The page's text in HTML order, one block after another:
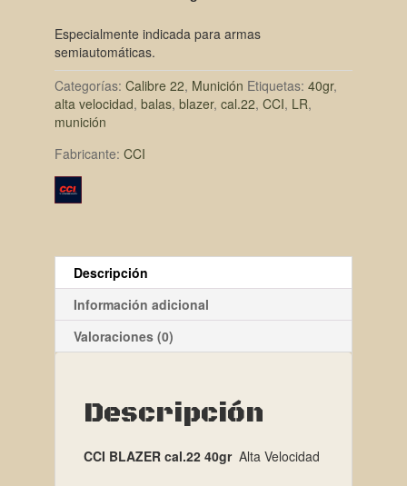
Especialmente indicada para armas
semiautomáticas.
Categorías: Calibre 22, Munición Etiquetas: 40gr,
alta velocidad, balas, blazer, cal.22, CCI, LR,
munición
Fabricante: CCI
Descripción
Información adicional
Valoraciones (0)
Descripción
CCI BLAZER cal.22 40grAlta Velocidad